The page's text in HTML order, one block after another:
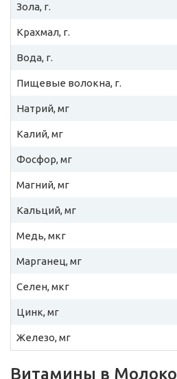
Зола, г.
Крахмал, г.
Вода, г.
Пищевые волокна, г.
Натрий, мг
Калий, мг
Фосфор, мг
Магний, мг
Кальций, мг
Медь, мкг
Марганец, мг
Селен, мкг
Цинк, мг
Железо, мг
Витамины в Молоко